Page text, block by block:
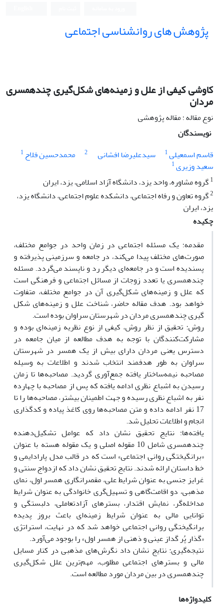
پژوهش های روانشناسی اجتماعی
کاوشی کیفی از علل و زمینه‌های شکل‌گیری چندهمسری
مردان
نوع مقاله : مقاله پژوهشی
نویسندگان
قاسم اسمعیلی1 سیدعلیرضا افشانی 2 محمدحسین فلاح 1
سعید وزیری1
1گروه مشاوره، واحد یزد، دانشگاه آزاد اسلامی، یزد، ایران
2گروه تعاون و رفاه اجتماعی، دانشکده علوم اجتماعی، دانشگاه یزد،
یزد، ایران
چکیده
مقدمه: یک مسئله اجتماعی در زمان واحد در جوامع مختلف،
صورت‌های مختلف پیدا می‌کند، در جامعه و سرزمینی پذیرفته و
پسندیده است و در جامعه‌ای دیگر رد و ناپسند می‌گردد. مسئله
چندهمسری یا تعدد زوجات از مسائل اجتماعی و فرهنگی است
که علل و زمینه‌های شکل‌‌گیری آن در جوامع مختلف، متفاوت
خواهد بود. هدف مقاله حاضر، شناخت علل و زمینه‌های شکل
‌گیری چندهمسری مردان در شهرستان سراوان بوده است.
روش: تحقیق از نظر روش، کیفی از نوع نظریه زمینه‌ای بوده و
مشارکت‌کنندگان با توجه به هدف مطالعه از میان جامعه در
دسترس یعنی مردان دارای بیش از یک همسر در شهرستان
سراوان به طور هدفمند انتخاب شدند و اطلاعات به وسیله
مصاحبه نیمه‌ساختار یافته جمع‌آوری گردید. مصاحبه‌ها تا زمان
رسیدن به اشباع نظری ادامه یافته که پس از مصاحبه با چهارده
نفر به اشباع نظری رسیده و جهت اطمینان بیشتر، مصاحبه‌ها را تا
17 نفر ادامه داده و متن مصاحبه‌ها روی کاغذ پیاده و کدگذاری
انجام و اطلاعات تحلیل شد.
یافته‌ها: نتایج تحقیق نشان داد که عوامل تشکیل‌دهنده
چندهمسری شامل 10 مقوله اصلی و یک مقوله هسته با عنوان
«برانگیختگی روانی اجتماعی» است که در قالب مدل پارادایمی و
خط داستان ارائه شدند. نتایج تحقیق نشان داد که ازدواج سنتی و
غرایز جنسی به عنوان شرایط علی، مقصرانگاری همسر اول، نمای
مذهبی، دو اقامت‌گاهی و تسهیل‌گری خانوادگی به عنوان شرایط
مداخله‌گر، نمایش اقتدار، بسترهای آزادتعاملی، دلبستگی و
توانایی مالی به عنوان شرایط زمینه‌ای باعث بروز پدیده
برانگیختگی روانی اجتماعی خواهد شد که در نهایت، استراتژی
«گذار پُر گداز عینی و ذهنی از همسر اول» را بوجود می‌آورد.
نتیجه‌گیری: نتایج نشان داد نگرش‌های مذهبی در کنار مسایل
مالی و بسترهای اجتماعی مطلوب، مهم‌ترین علل شکل‌گیری
چندهمسری در بین مردان مورد مطالعه است.
کلیدواژه‌ها